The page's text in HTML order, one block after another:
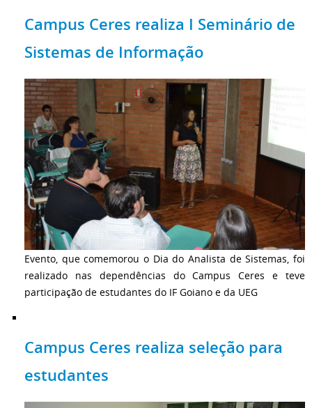
Campus Ceres realiza I Seminário de
Sistemas de Informação
Evento, que comemorou o Dia do Analista de Sistemas, foi
realizado nas dependências do Campus Ceres e teve
participação de estudantes do IF Goiano e da UEG
Campus Ceres realiza seleção para
estudantes